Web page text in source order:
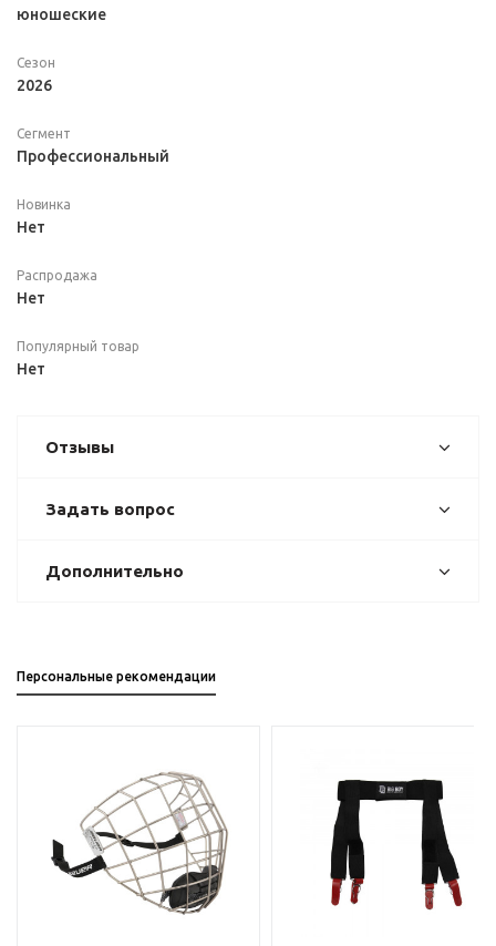
юношеские
Сезон
2026
Сегмент
Профессиональный
Новинка
Нет
Распродажа
Нет
Популярный товар
Нет
Отзывы
Задать вопрос
Дополнительно
Персональные рекомендации